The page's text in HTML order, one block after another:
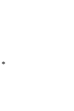
*